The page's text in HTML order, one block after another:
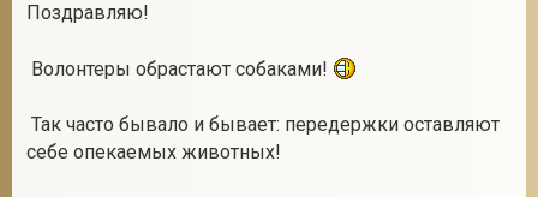
Поздравляю!
Волонтеры обрастают собаками!
Так часто бывало и бывает: передержки оставляют
себе опекаемых животных!